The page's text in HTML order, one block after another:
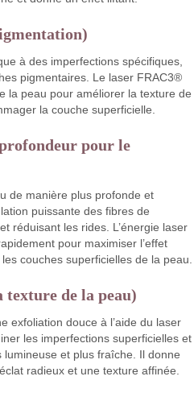
à des imperfections spécifiques,
pigmentaires. Le laser FRAC3®
la peau pour améliorer la texture de
la couche superficielle.
pour le
de manière plus profonde et
puissante des fibres de
réduisant les rides. L’énergie laser
pour maximiser l’effet
couches superficielles de la peau.
de la peau)
exfoliation douce à l’aide du laser
les imperfections superficielles et
et plus fraîche. Il donne
radieux et une texture affinée.